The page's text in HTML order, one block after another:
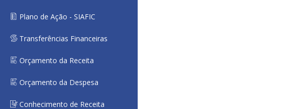
Plano de Ação - SIAFIC
Transferências Financeiras
Orçamento da Receita
Orçamento da Despesa
Conhecimento de Receita